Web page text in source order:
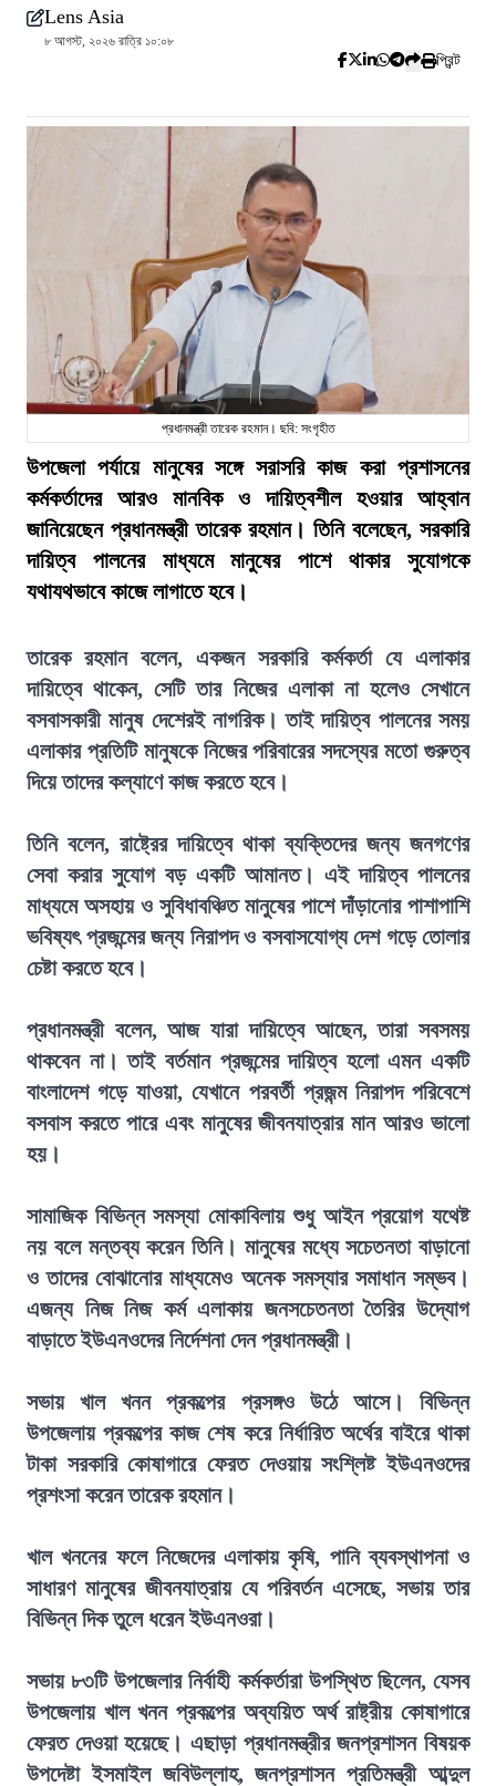
Lens Asia
৮ আগস্ট, ২০২৬ রাত্রি ১০:০৮
প্রিন্ট
প্রধানমন্ত্রী তারেক রহমান। ছবি: সংগৃহীত
উপজেলা পর্যায়ে মানুষের সঙ্গে সরাসরি কাজ করা প্রশাসনের
কর্মকর্তাদের আরও মানবিক ও দায়িত্বশীল হওয়ার আহ্বান
জানিয়েছেন প্রধানমন্ত্রী তারেক রহমান। তিনি বলেছেন, সরকারি
দায়িত্ব পালনের মাধ্যমে মানুষের পাশে থাকার সুযোগকে
যথাযথভাবে কাজে লাগাতে হবে।
তারেক রহমান বলেন, একজন সরকারি কর্মকর্তা যে এলাকার
দায়িত্বে থাকেন, সেটি তার নিজের এলাকা না হলেও সেখানে
বসবাসকারী মানুষ দেশেরই নাগরিক। তাই দায়িত্ব পালনের সময়
এলাকার প্রতিটি মানুষকে নিজের পরিবারের সদস্যের মতো গুরুত্ব
দিয়ে তাদের কল্যাণে কাজ করতে হবে।
তিনি বলেন, রাষ্ট্রের দায়িত্বে থাকা ব্যক্তিদের জন্য জনগণের
সেবা করার সুযোগ বড় একটি আমানত। এই দায়িত্ব পালনের
মাধ্যমে অসহায় ও সুবিধাবঞ্চিত মানুষের পাশে দাঁড়ানোর পাশাপাশি
ভবিষ্যৎ প্রজন্মের জন্য নিরাপদ ও বসবাসযোগ্য দেশ গড়ে তোলার
চেষ্টা করতে হবে।
প্রধানমন্ত্রী বলেন, আজ যারা দায়িত্বে আছেন, তারা সবসময়
থাকবেন না। তাই বর্তমান প্রজন্মের দায়িত্ব হলো এমন একটি
বাংলাদেশ গড়ে যাওয়া, যেখানে পরবর্তী প্রজন্ম নিরাপদ পরিবেশে
বসবাস করতে পারে এবং মানুষের জীবনযাত্রার মান আরও ভালো
হয়।
সামাজিক বিভিন্ন সমস্যা মোকাবিলায় শুধু আইন প্রয়োগ যথেষ্ট
নয় বলে মন্তব্য করেন তিনি। মানুষের মধ্যে সচেতনতা বাড়ানো
ও তাদের বোঝানোর মাধ্যমেও অনেক সমস্যার সমাধান সম্ভব।
এজন্য নিজ নিজ কর্ম এলাকায় জনসচেতনতা তৈরির উদ্যোগ
বাড়াতে ইউএনওদের নির্দেশনা দেন প্রধানমন্ত্রী।
সভায় খাল খনন প্রকল্পের প্রসঙ্গও উঠে আসে। বিভিন্ন
উপজেলায় প্রকল্পের কাজ শেষ করে নির্ধারিত অর্থের বাইরে থাকা
টাকা সরকারি কোষাগারে ফেরত দেওয়ায় সংশ্লিষ্ট ইউএনওদের
প্রশংসা করেন তারেক রহমান।
খাল খননের ফলে নিজেদের এলাকায় কৃষি, পানি ব্যবস্থাপনা ও
সাধারণ মানুষের জীবনযাত্রায় যে পরিবর্তন এসেছে, সভায় তার
বিভিন্ন দিক তুলে ধরেন ইউএনওরা।
সভায় ৮৩টি উপজেলার নির্বাহী কর্মকর্তারা উপস্থিত ছিলেন, যেসব
উপজেলায় খাল খনন প্রকল্পের অব্যয়িত অর্থ রাষ্ট্রীয় কোষাগারে
ফেরত দেওয়া হয়েছে। এছাড়া প্রধানমন্ত্রীর জনপ্রশাসন বিষয়ক
উপদেষ্টা ইসমাইল জবিউল্লাহ, জনপ্রশাসন প্রতিমন্ত্রী আব্দুল